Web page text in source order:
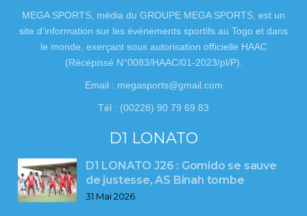
MEGA SPORTS, média du GROUPE MEGA SPORTS, est un
site d’information sur les événements sportifs au Togo et dans
le monde, exerçant sous autorisation officielle HAAC
(Récépissé N°0083/HAAC/01-2023/pl/P).
Email : megasports@gmail.com
Tél : (00228) 90 79 69 83
D1 LONATO
D1 LONATO J26 : Gomido se sauve
de justesse, AS Binah tombe
31 Mai 2026